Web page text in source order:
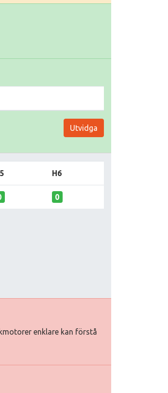
Utvidga
H6
0
enklare kan förstå